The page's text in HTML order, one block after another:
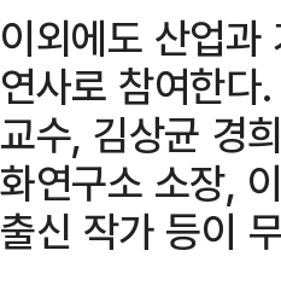
이외에도 산업
연사로 참여한
교수, 김상균 경
화연구소 소장,
출신 작가 등이